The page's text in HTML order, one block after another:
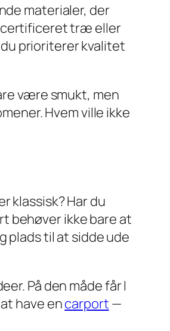
materialer, der
certificeret træ eller
prioriterer kvalitet
være smukt, men
Hvem ville ikke
klassisk? Har du
behøver ikke bare at
plads til at sidde ude
På den måde får I
have encarport —